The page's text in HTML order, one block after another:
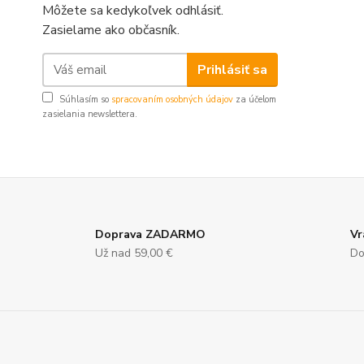
Môžete sa kedykoľvek odhlásiť.
Zasielame ako občasník.
Prihlásiť sa
Súhlasím so spracovaním osobných údajov za účelom
zasielania newslettera.
Doprava ZADARMO
Už nad 59,00 €